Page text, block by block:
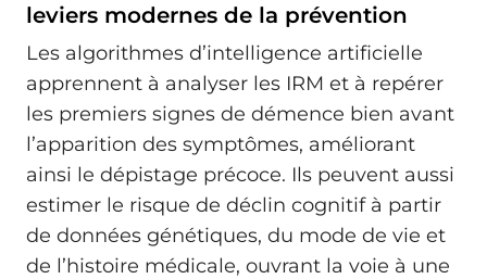
leviers modernes de la prévention
Les algorithmes d’intelligence artificielle
apprennent à analyser les IRM et à repérer
les premiers signes de démence bien avant
l’apparition des symptômes, améliorant
ainsi le dépistage précoce. Ils peuvent aussi
estimer le risque de déclin cognitif à partir
de données génétiques, du mode de vie et
de l’histoire médicale, ouvrant la voie à une